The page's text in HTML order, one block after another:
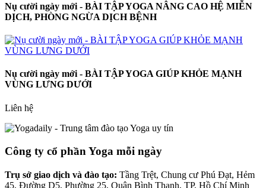
Nụ cười ngày mới - BÀI TẬP YOGA NÂNG CAO HỆ MIỄN
DỊCH, PHÒNG NGỪA DỊCH BỆNH
Nụ cười ngày mới - BÀI TẬP YOGA GIÚP KHỎE MẠNH
VÙNG LƯNG DƯỚI
Liên hệ
Công ty cổ phần Yoga mỗi ngày
Trụ sở giao dịch và đào tạo: Tầng Trệt, Chung cư Phú Đạt, Hẻm
45, Đường D5, Phường 25, Quận Bình Thạnh, TP. Hồ Chí Minh